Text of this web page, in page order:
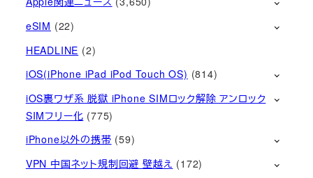
eSIM (22)
HEADLINE (2)
iOS(iPhone iPad iPod Touch OS) (814)
iOS裏ワザ系 脱獄 iPhone SIMロック解除 アンロック
SIMフリー化 (775)
iPhone以外の携帯 (59)
VPN 中国ネット規制回避 壁越え (172)